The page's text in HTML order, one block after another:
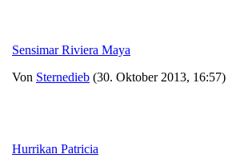
Sensimar Riviera Maya
Von Sternedieb (30. Oktober 2013, 16:57)
Hurrikan Patricia